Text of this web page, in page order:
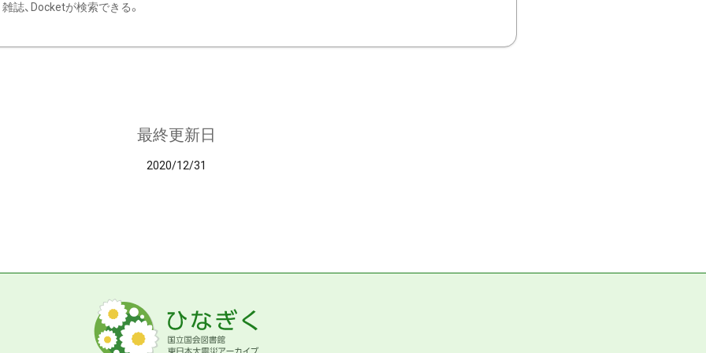
雑誌、Docketが検索できる。
最終更新日
2020/12/31